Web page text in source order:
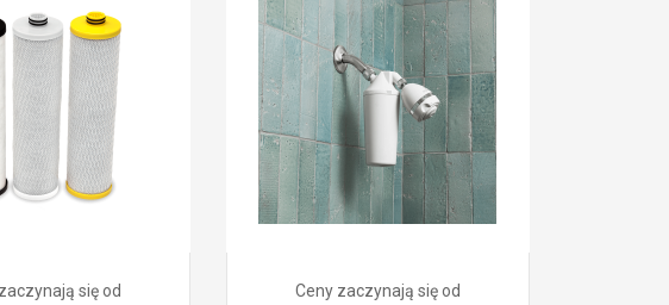
się od
Ceny zaczynają się od